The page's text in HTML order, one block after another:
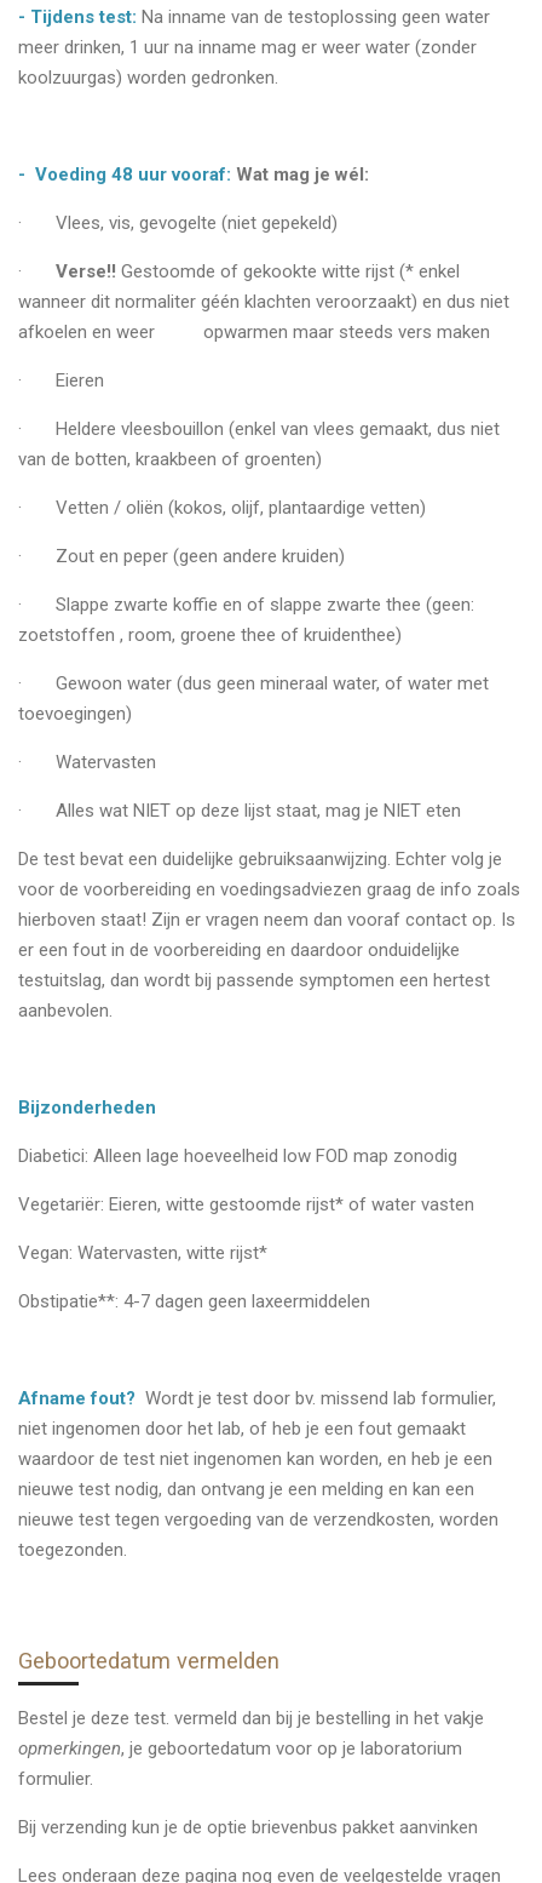
- Tijdens test: Na inname van de testoplossing geen water
meer drinken, 1 uur na inname mag er weer water (zonder
koolzuurgas) worden gedronken.
- Voeding 48 uur vooraf: Wat mag je wél:
· Vlees, vis, gevogelte (niet gepekeld)
· Verse!! Gestoomde of gekookte witte rijst (* enkel
wanneer dit normaliter géén klachten veroorzaakt) en dus niet
afkoelen en weer opwarmen maar steeds vers maken
· Eieren
· Heldere vleesbouillon (enkel van vlees gemaakt, dus niet
van de botten, kraakbeen of groenten)
· Vetten / oliën (kokos, olijf, plantaardige vetten)
· Zout en peper (geen andere kruiden)
· Slappe zwarte koffie en of slappe zwarte thee (geen:
zoetstoffen , room, groene thee of kruidenthee)
· Gewoon water (dus geen mineraal water, of water met
toevoegingen)
· Watervasten
· Alles wat NIET op deze lijst staat, mag je NIET eten
De test bevat een duidelijke gebruiksaanwijzing. Echter volg je
voor de voorbereiding en voedingsadviezen graag de info zoals
hierboven staat! Zijn er vragen neem dan vooraf contact op. Is
er een fout in de voorbereiding en daardoor onduidelijke
testuitslag, dan wordt bij passende symptomen een hertest
aanbevolen.
Bijzonderheden
Diabetici: Alleen lage hoeveelheid low FOD map zonodig
Vegetariër: Eieren, witte gestoomde rijst* of water vasten
Vegan: Watervasten, witte rijst*
Obstipatie**: 4-7 dagen geen laxeermiddelen
Afname fout? Wordt je test door bv. missend lab formulier,
niet ingenomen door het lab, of heb je een fout gemaakt
waardoor de test niet ingenomen kan worden, en heb je een
nieuwe test nodig, dan ontvang je een melding en kan een
nieuwe test tegen vergoeding van de verzendkosten, worden
toegezonden.
Geboortedatum vermelden
Bestel je deze test. vermeld dan bij je bestelling in het vakje
opmerkingen, je geboortedatum voor op je laboratorium
formulier.
Bij verzending kun je de optie brievenbus pakket aanvinken
Lees onderaan deze pagina nog even de veelgestelde vragen